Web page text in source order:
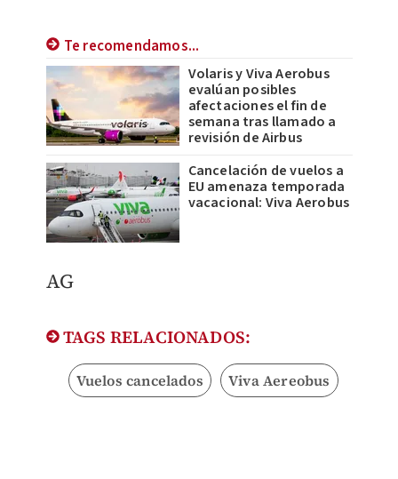
Te recomendamos...
Volaris y Viva Aerobus
evalúan posibles
afectaciones el fin de
semana tras llamado a
revisión de Airbus
Cancelación de vuelos a
EU amenaza temporada
vacacional: Viva Aerobus
AG
TAGS RELACIONADOS:
Vuelos cancelados Viva Aereobus